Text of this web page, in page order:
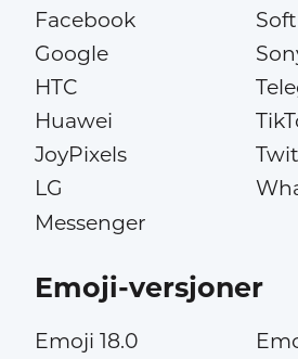
Facebook
Google
HTC
Huawei
JoyPixels
LG
Messenger
Emoji-versjoner
Emoji 18.0